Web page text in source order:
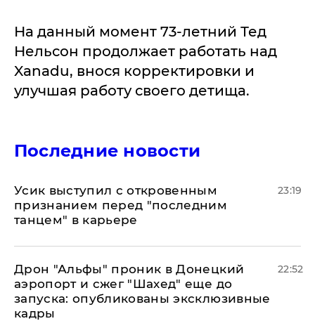
На данный момент 73-летний Тед
Нельсон продолжает работать над
Xanadu, внося корректировки и
улучшая работу своего детища.
Последние новости
Усик выступил с откровенным
признанием перед "последним
танцем" в карьере
23:19
Дрон "Альфы" проник в Донецкий
аэропорт и сжег "Шахед" еще до
запуска: опубликованы эксклюзивные
кадры
22:52